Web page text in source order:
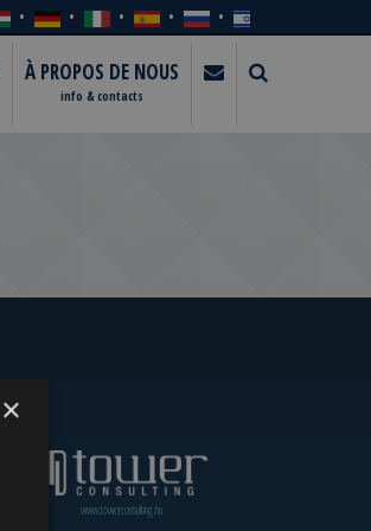
À PROPOS DE NOUS
info & contacts
www.towerconsulting.hu
×